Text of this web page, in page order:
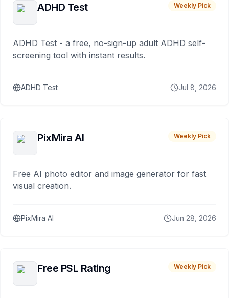
ADHD Test Weekly Pick
ADHD Test - a free, no-sign-up adult ADHD self-
screening tool with instant results.
ADHD Test Jul 8, 2026
PixMira AI Weekly Pick
Free AI photo editor and image generator for fast
visual creation.
PixMira AI Jun 28, 2026
Free PSL Rating Weekly Pick